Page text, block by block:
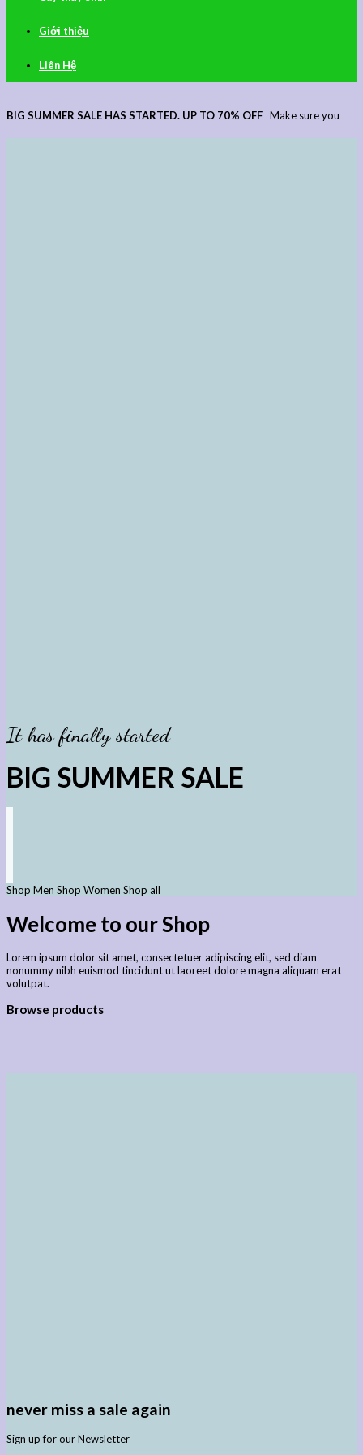
Giới thiệu
Liên Hệ
BIG SUMMER SALE HAS STARTED. UP TO 70% OFF Make sure you
It has finally started
BIG SUMMER SALE
Shop Men Shop Women Shop all
Welcome to our Shop
Lorem ipsum dolor sit amet, consectetuer adipiscing elit, sed diam
nonummy nibh euismod tincidunt ut laoreet dolore magna aliquam erat
volutpat.
Browse products
never miss a sale again
Sign up for our Newsletter